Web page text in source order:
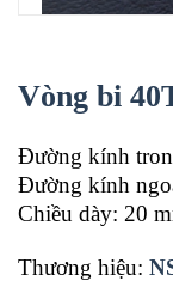
Vòng bi
Đường kính
Đường kính
Chiều dày: 20
Thương hiệu: